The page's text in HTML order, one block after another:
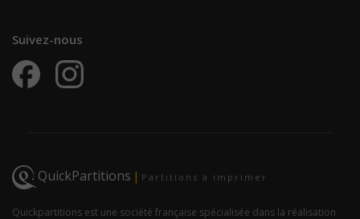
Suivez-nous
QuickPartitions | Partitions à imprimer
Quickpartitions est une société française spécialisée dans la réalisation